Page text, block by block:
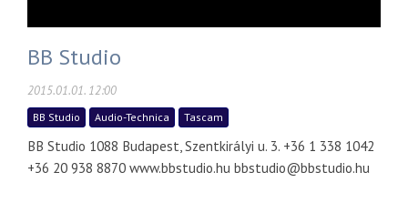
BB Studio
2015.01.01. 12:00
BB Studio Audio-Technica Tascam
BB Studio 1088 Budapest, Szentkirályi u. 3. +36 1 338 1042
+36 20 938 8870 www.bbstudio.hu bbstudio@bbstudio.hu